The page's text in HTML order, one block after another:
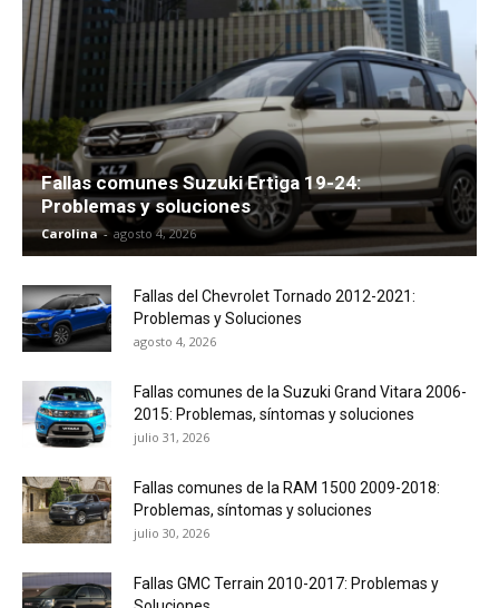
Fallas comunes Suzuki Ertiga 19-24:
Problemas y soluciones
Carolina - agosto 4, 2026
Fallas del Chevrolet Tornado 2012-2021:
Problemas y Soluciones
agosto 4, 2026
Fallas comunes de la Suzuki Grand Vitara 2006-
2015: Problemas, síntomas y soluciones
julio 31, 2026
Fallas comunes de la RAM 1500 2009-2018:
Problemas, síntomas y soluciones
julio 30, 2026
Fallas GMC Terrain 2010-2017: Problemas y